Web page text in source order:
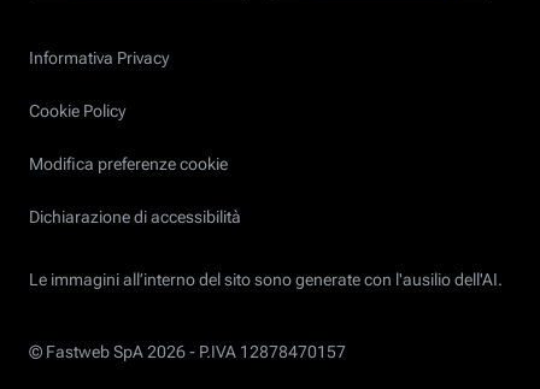
Informativa Privacy
Cookie Policy
Modifica preferenze cookie
Dichiarazione di accessibilità
Le immagini all’interno del sito sono generate con l'ausilio dell'AI.
© Fastweb SpA 2026 - P.IVA 12878470157